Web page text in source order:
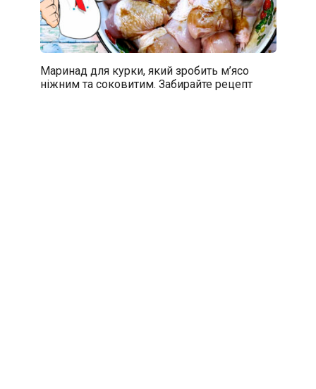
Маринад для курки, який зробить м’ясо
ніжним та соковитим. Забирайте рецепт